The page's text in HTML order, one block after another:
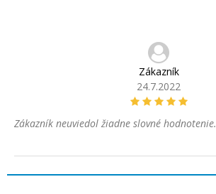
Zákazník
24.7.2022
Zákazník neuviedol žiadne slovné hodnotenie.